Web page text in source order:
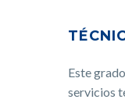
Este
servicios